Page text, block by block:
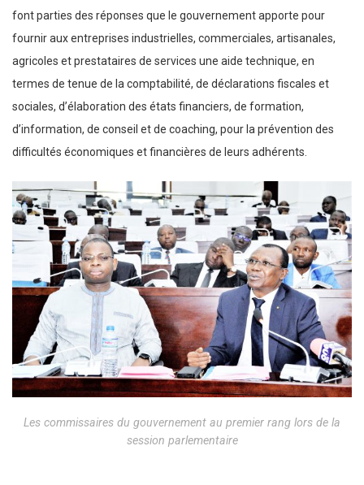
font parties des réponses que le gouvernement apporte pour
fournir aux entreprises industrielles, commerciales, artisanales,
agricoles et prestataires de services une aide technique, en
termes de tenue de la comptabilité, de déclarations fiscales et
sociales, d’élaboration des états financiers, de formation,
d’information, de conseil et de coaching, pour la prévention des
difficultés économiques et financières de leurs adhérents.
Les commissaires du gouvernement au premier rang lors de la
session parlementaire